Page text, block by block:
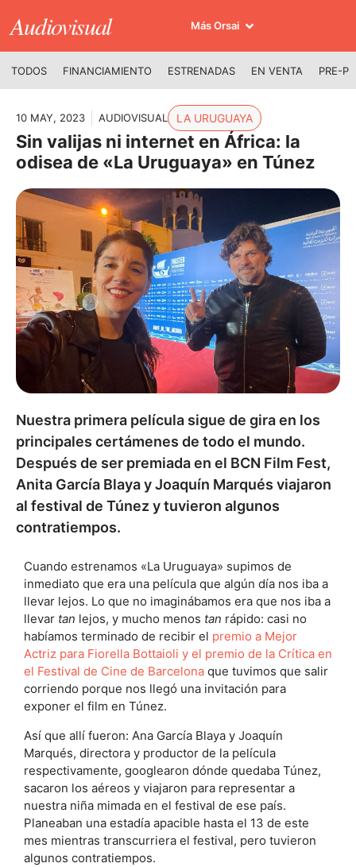
Audiovisual Más Orsai
TODOS FINANCIAMIENTO ESTRENADAS EN VENTA PRE-
10 MAY, 2023 AUDIOVISUAL LA URUGUAYA
Sin valijas ni internet en África: la
odisea de «La Uruguaya» en Túnez
Nuestra primera película sigue de gira en los
principales certámenes de todo el mundo.
Después de ser premiada en el BCN Film Fest,
Anita García Blaya y Joaquín Marqués viajaron
al festival de Túnez y tuvieron algunos
contratiempos.
Cuando estrenamos «La Uruguaya» supimos de
inmediato que era una película que algún día nos iba a
llevar lejos. Lo que no imaginábamos era que nos iba a
llevar tan lejos, y mucho menos tan rápido: casi no
habíamos terminado de recibir el premio a Mejor
Actriz para Fiorella Bottaioli y el premio de la Crítica en
el Festival de Cine de Barcelona que tuvimos que salir
corriendo porque nos llegó una invitación para
exponer el film en Túnez.
Así que allí fueron: Ana García Blaya y Joaquín
Marqués, directora y productor de la película
respectivamente, googlearon dónde quedaba Túnez,
sacaron los aéreos y viajaron para representar a
nuestra niña mimada en el festival de ese país.
Planeaban una estadía apacible hasta el 13 de este
mes mientras transcurriera el festival, pero tuvieron
algunos contratiempos.